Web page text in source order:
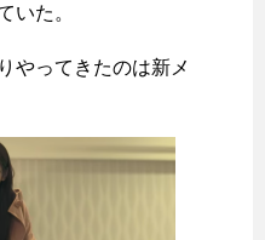
いた。
やってきたのは新メ